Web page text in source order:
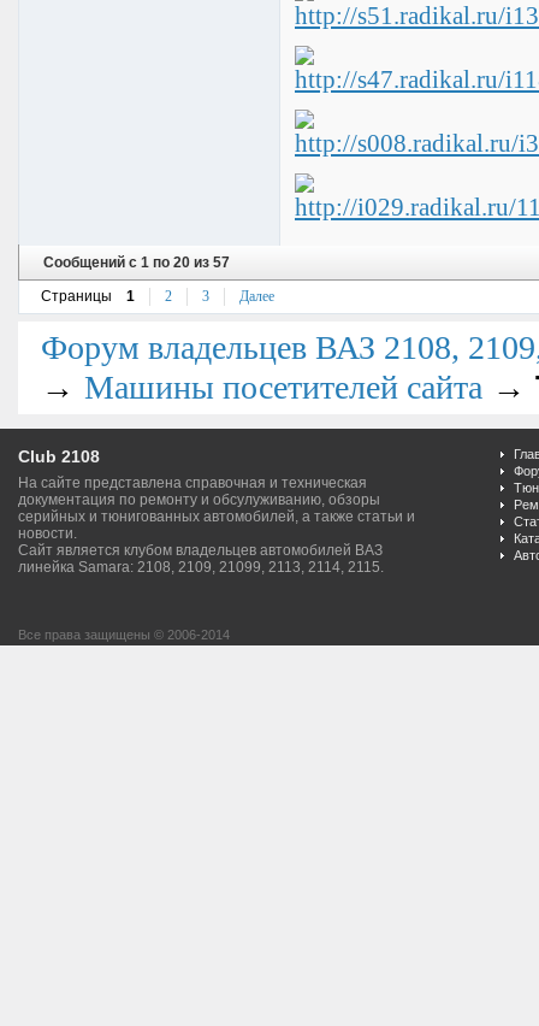
Сообщений с 1 по 20 из 57
Страницы
1 2 3 Далее
Форум владельцев ВАЗ 2108,
→ Машины посетителей сайта →
Club 2108
На сайте представлена справочная и техническая
документация по ремонту и обсулуживанию, обзоры
серийных и тюнигованных автомобилей, а также статьи и
новости.
Сайт является клубом владельцев автомобилей ВАЗ
линейка Samara: 2108, 2109, 21099, 2113, 2114, 2115.
Все права защищены © 2006-2014